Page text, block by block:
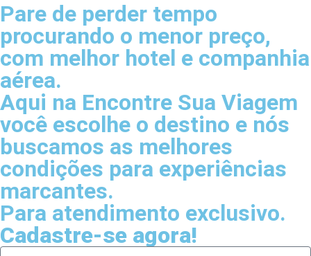
Pare de perder tempo
procurando o menor preço,
com melhor hotel e companhia
aérea.
Aqui na Encontre Sua Viagem
você escolhe o destino e nós
buscamos as melhores
condições para experiências
marcantes.
Para atendimento exclusivo.
Cadastre-se agora!